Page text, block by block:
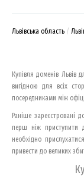
Львівська область
Купівля доменів Львів
вигідною для всіх
посередниками між
Раніше зареєстровані
перш ніж приступити
необхідно
привести до великих